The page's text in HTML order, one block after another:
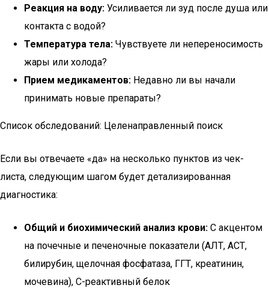
Реакция на воду: Усиливается ли зуд после душа или
контакта с водой?
Температура тела: Чувствуете ли непереносимость
жары или холода?
Прием медикаментов: Недавно ли вы начали
принимать новые препараты?
Список обследований: Целенаправленный поиск
Если вы отвечаете «да» на несколько пунктов из чек-
листа, следующим шагом будет детализированная
диагностика:
Общий и биохимический анализ крови: С акцентом
на почечные и печеночные показатели (АЛТ, АСТ,
билирубин, щелочная фосфатаза, ГГТ, креатинин,
мочевина), С-реактивный белок